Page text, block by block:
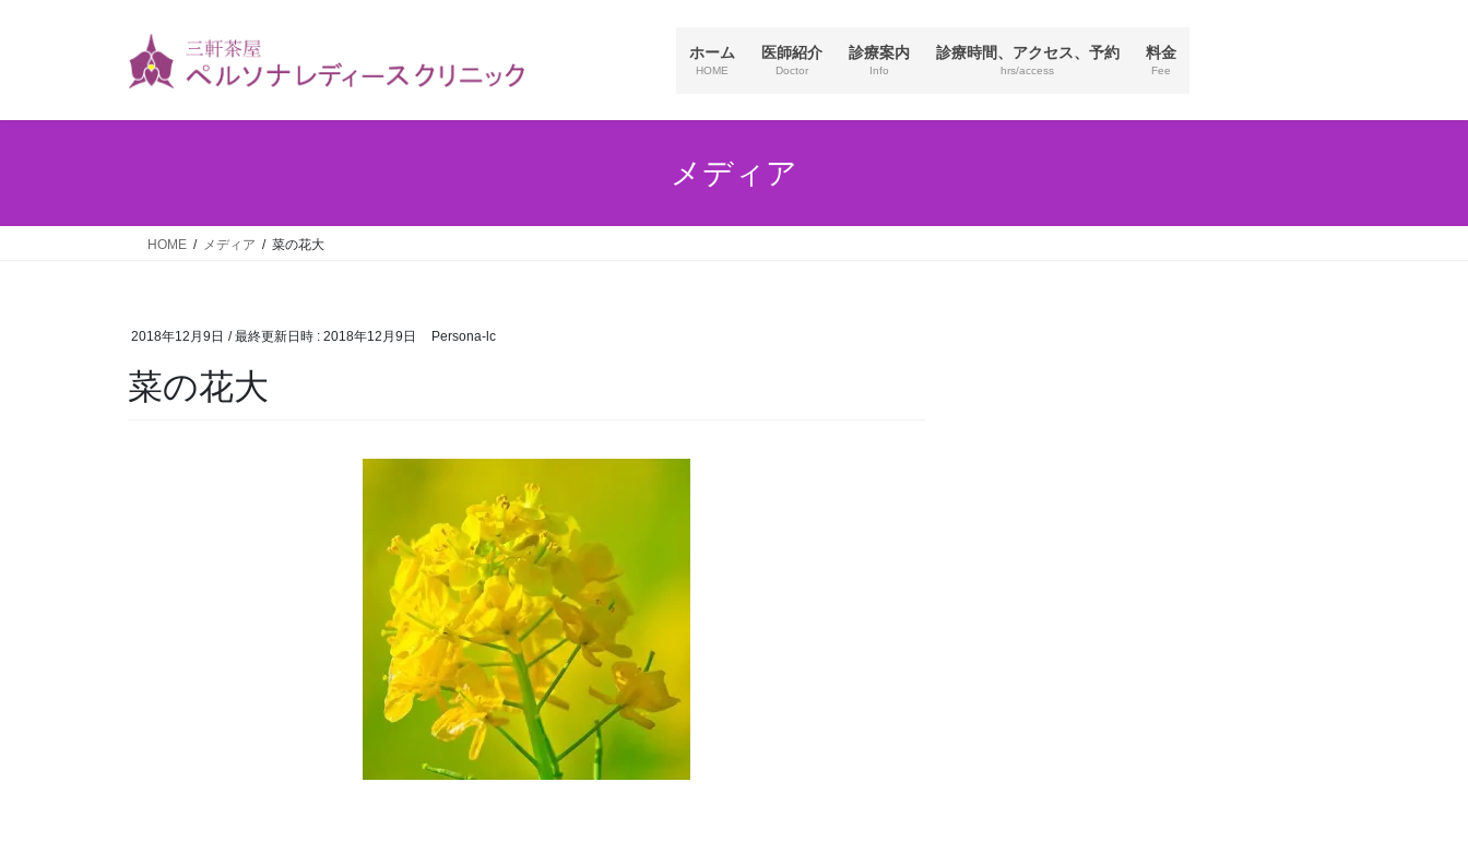
ホーム
HOME
医師紹介
Doctor
診療案内
Info
外来日帰り手術
ー検査)
診療時間、アクセス、予約
hrs/access
料金
Fee
メディア
HOME メディア 菜の花大
2018年12月9日 / 最終更新日時 : 2018年12月9日 Persona-lc
菜の花大